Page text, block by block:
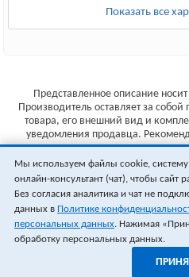
Показать все
Представленное описание
Производитель оставляет за
товара, его внешний вид и
уведомления продавца.
характеристики товара
Указанные цены не являются
Стоимость и наличие
Мы используем файлы cookie,
онлайн-консультант (чат), чтобы сайт
Без согласия аналитика и чат не
данных в Политике
персональных данных. Нажимая
обработку персональных данных.